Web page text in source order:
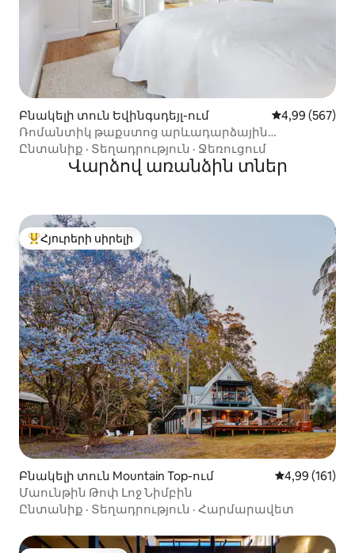
Բնակելի տուն Եվինգսդեյլ-ում Միջին
4,99 (567)
Ռոմանտիկ թաքստոց արևադարձային
դրախտում
Ընտանիք · Տեղադրություն · Ջեռուցում
Վարձով առանձին տներ
Հյուրերի սիրելի լավագույն տները
Հյուրերի սիրելի
Բնակելի տուն Mountain Top-ում Միջին
4,99 (161)
Մաունթին Թոփ Լոջ Նիմբին
Ընտանիք · Տեղադրություն · Հարմարավետ